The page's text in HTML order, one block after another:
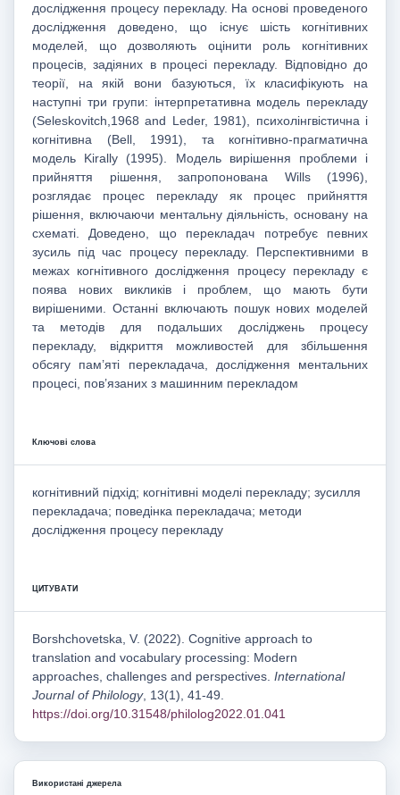
дослідження процесу перекладу. На основі проведеного
дослідження доведено, що існує шість когнітивних
моделей, що дозволяють оцінити роль когнітивних
процесів, задіяних в процесі перекладу. Відповідно до
теорії, на якій вони базуються, їх класифікують на
наступні три групи: інтерпретативна модель перекладу
(Seleskovitch,1968 and Leder, 1981), психолінгвістична і
когнітивна (Bell, 1991), та когнітивно-прагматична
модель Kirally (1995). Модель вирішення проблеми і
прийняття рішення, запропонована Wills (1996),
розглядає процес перекладу як процес прийняття
рішення, включаючи ментальну діяльність, основану на
схематі. Доведено, що перекладач потребує певних
зусиль під час процесу перекладу. Перспективними в
межах когнітивного дослідження процесу перекладу є
поява нових викликів і проблем, що мають бути
вирішеними. Останні включають пошук нових моделей
та методів для подальших досліджень процесу
перекладу, відкриття можливостей для збільшення
обсягу пам’яті перекладача, дослідження ментальних
процесі, пов’язаних з машинним перекладом
Ключові слова
когнітивний підхід; когнітивні моделі перекладу; зусилля
перекладача; поведінка перекладача; методи
дослідження процесу перекладу
ЦИТУВАТИ
Borshchovetska, V. (2022). Cognitive approach to
translation and vocabulary processing: Modern
approaches, challenges and perspectives. International
Journal of Philology, 13(1), 41-49.
https://doi.org/10.31548/philolog2022.01.041
Використані джерела